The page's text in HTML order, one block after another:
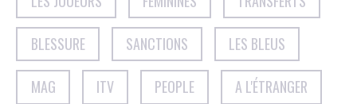
BLESSURE SANCTIONS LES BLEUS
MAG ITV PEOPLE A L'ÉTRANGER